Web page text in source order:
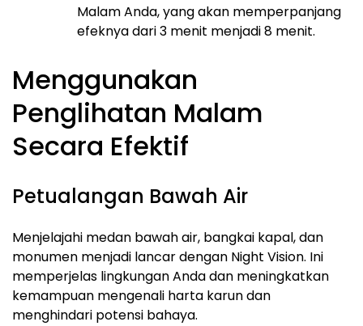
Malam Anda, yang akan memperpanjang
efeknya dari 3 menit menjadi 8 menit.
Menggunakan
Penglihatan Malam
Secara Efektif
Petualangan Bawah Air
Menjelajahi medan bawah air, bangkai kapal, dan
monumen menjadi lancar dengan Night Vision. Ini
memperjelas lingkungan Anda dan meningkatkan
kemampuan mengenali harta karun dan
menghindari potensi bahaya.